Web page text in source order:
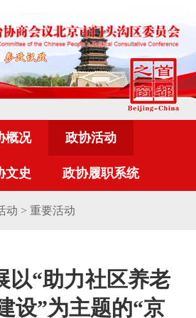
概况 政协活动
文史 政协履职系统
动 > 重要活动
以“助力社区养老
设”为主题的“京